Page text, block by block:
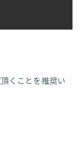
くことを推奨い